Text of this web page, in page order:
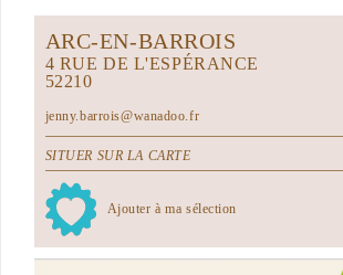
ARC-EN-BARROIS
4 RUE DE L'ESPÉRANCE
52210
jenny.barrois@wanadoo.fr
SITUER SUR LA CARTE
Ajouter à ma sélection